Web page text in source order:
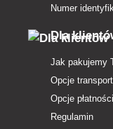
Numer
Dla
Jak pakujemy
Opcje
Opcje płatności
Regulamin